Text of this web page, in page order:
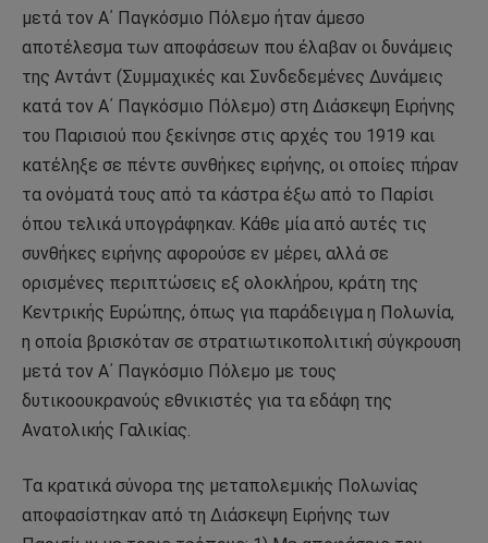
μετά τον Α΄ Παγκόσμιο Πόλεμο ήταν άμεσο
αποτέλεσμα των αποφάσεων που έλαβαν οι δυνάμεις
της Αντάντ (Συμμαχικές και Συνδεδεμένες Δυνάμεις
κατά τον Α΄ Παγκόσμιο Πόλεμο) στη Διάσκεψη Ειρήνης
του Παρισιού που ξεκίνησε στις αρχές του 1919 και
κατέληξε σε πέντε συνθήκες ειρήνης, οι οποίες πήραν
τα ονόματά τους από τα κάστρα έξω από το Παρίσι
όπου τελικά υπογράφηκαν. Κάθε μία από αυτές τις
συνθήκες ειρήνης αφορούσε εν μέρει, αλλά σε
ορισμένες περιπτώσεις εξ ολοκλήρου, κράτη της
Κεντρικής Ευρώπης, όπως για παράδειγμα η Πολωνία,
η οποία βρισκόταν σε στρατιωτικοπολιτική σύγκρουση
μετά τον Α΄ Παγκόσμιο Πόλεμο με τους
δυτικοουκρανούς εθνικιστές για τα εδάφη της
Ανατολικής Γαλικίας.
Τα κρατικά σύνορα της μεταπολεμικής Πολωνίας
αποφασίστηκαν από τη Διάσκεψη Ειρήνης των